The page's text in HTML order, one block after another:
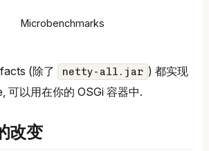
Microbenchmarks
(除了 netty-all.jar ) 都实现
可以用在你的 OSGi 容器中.
改变